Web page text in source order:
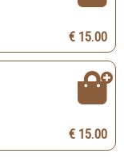
€ 15.00
€ 15.00